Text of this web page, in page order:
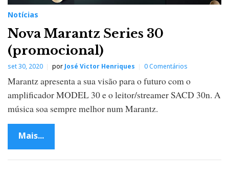
Notícias
Nova Marantz Series 30
(promocional)
set 30, 2020 por José Victor Henriques 0 Comentários
Marantz apresenta a sua visão para o futuro com o
amplificador MODEL 30 e o leitor/streamer SACD 30n. A
música soa sempre melhor num Marantz.
Mais...